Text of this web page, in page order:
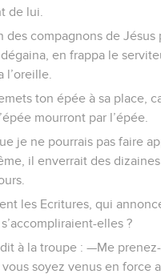
de lui.
des compagnons de Jésus
en frappa le
l’oreille.
ton épée à sa place,
mourront par l’épée.
je ne pourrais pas faire
il enverrait des
les Ecritures, qui
elles ?
dit à la troupe : —Me
soyez venus en force